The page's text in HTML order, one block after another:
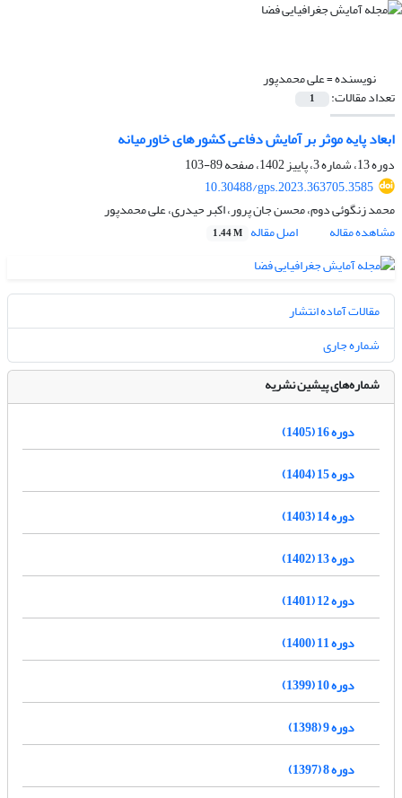
نویسنده =علی محمدپور
تعداد مقالات: 1
ابعاد پایه موثر بر آمایش دفاعی کشورهای خاورمیانه
دوره 13، شماره 3، پاییز 1402، صفحه
89-103
10.30488/gps.2023.363705.3585
محمد زنگوئی دوم، محسن جان پرور، اکبر حیدری، علی محمدپور
مشاهده مقاله
اصل مقاله 1.44 M
مقالات آماده انتشار
شماره جاری
شماره‌های پیشین نشریه
دوره 16 (1405)
دوره 15 (1404)
دوره 14 (1403)
دوره 13 (1402)
دوره 12 (1401)
دوره 11 (1400)
دوره 10 (1399)
دوره 9 (1398)
دوره 8 (1397)